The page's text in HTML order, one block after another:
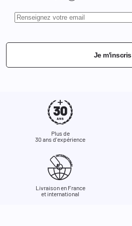
Je m'inscris
Plus de
30 ans d'expérience
Livraison en France
et international